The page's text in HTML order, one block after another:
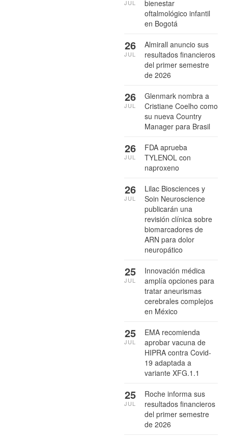
bienestar
oftalmológico infantil
en Bogotá
JUL
Almirall anuncio sus
resultados financieros
del primer semestre
de 2026
26
JUL
Glenmark nombra a
Cristiane Coelho como
su nueva Country
Manager para Brasil
26
JUL
FDA aprueba
TYLENOL con
naproxeno
26
JUL
Lilac Biosciences y
Soin Neuroscience
publicarán una
revisión clínica sobre
biomarcadores de
ARN para dolor
neuropático
26
JUL
Innovación médica
amplía opciones para
tratar aneurismas
cerebrales complejos
en México
25
JUL
EMA recomienda
aprobar vacuna de
HIPRA contra Covid-
19 adaptada a
variante XFG.1.1
25
JUL
Roche informa sus
resultados financieros
del primer semestre
de 2026
25
JUL